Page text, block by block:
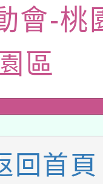
理「
及節水達
(星期六
福系列
度第2次
(無人
動站研
度閱讀
研習
智慧
會-桃
園區
回首頁